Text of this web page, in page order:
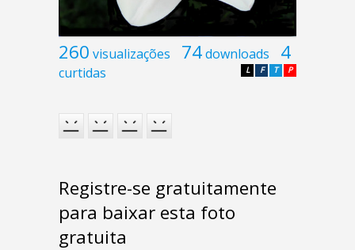
260 visualizações 74downloads 4
curtidas P
T
F
L
Registre-se gratuitamente
para baixar esta foto
gratuita